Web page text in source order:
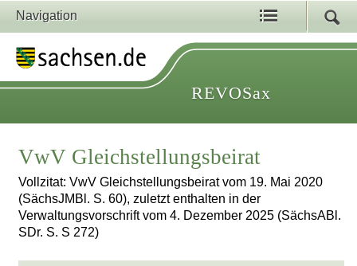
Navigation
REVOSax
VwV Gleichstellungsbeirat
Vollzitat: VwV Gleichstellungsbeirat vom 19. Mai 2020
(SächsJMBl. S. 60), zuletzt enthalten in der
Verwaltungsvorschrift vom 4. Dezember 2025 (SächsABl.
SDr. S. S 272)